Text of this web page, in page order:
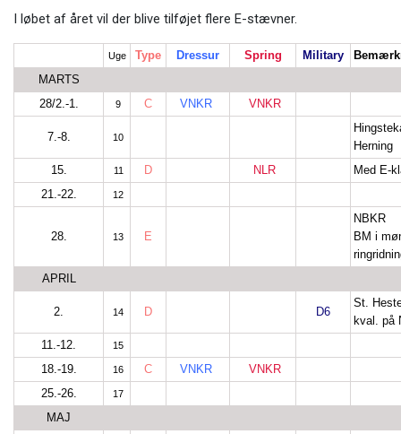
I løbet af året vil der blive tilføjet flere E-stævner.
Uge Type Dressur Spring Military
MARTS
28/2.-1.
9 C VNKR VNKR
7.-8. 10
Herning
15.
11 D NLR
Med E-
21.-22.
12
28. 13 E
NBKR
BM i
APRIL
2. 14 D D6
St.
kval. på
11.-12.
15
18.-19. 16 C VNKR
VNKR
25.-26.
17
MAJ